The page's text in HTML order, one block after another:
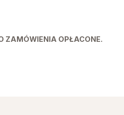
ZAMÓWIENIA OPŁACONE.